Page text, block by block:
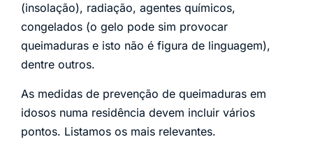
(insolação), radiação, agentes químicos,
congelados (o gelo pode sim provocar
queimaduras e isto não é figura de linguagem),
dentre outros.
As medidas de prevenção de queimaduras em
idosos numa residência devem incluir vários
pontos. Listamos os mais relevantes.